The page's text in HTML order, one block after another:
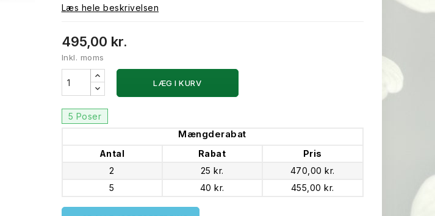
Læs hele beskrivelsen
495,00 kr.
Inkl. moms
LÆG I KURV
5 Poser
Mængderabat
Antal Rabat
Pris
2
25 kr.
470,00 kr.
5
40 kr. 455,00 kr.